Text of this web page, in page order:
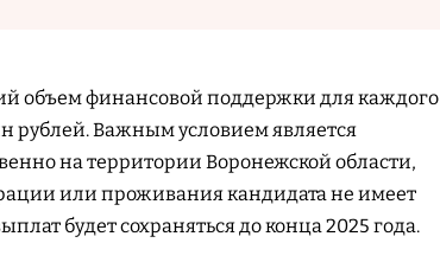
объем финансовой поддержки для каждого
рублей. Важным условием является
на территории Воронежской области,
или проживания кандидата не имеет
будет сохраняться до конца 2025 года.